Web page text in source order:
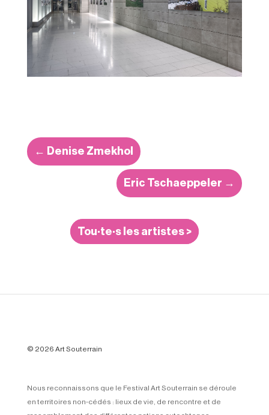
← Denise Zmekhol
Eric Tschaeppeler →
Tou·te·s les artistes >
© 2026 Art Souterrain
Nous reconnaissons que le Festival Art Souterrain se déroule
en territoires non-cédés : lieux de vie, de rencontre et de